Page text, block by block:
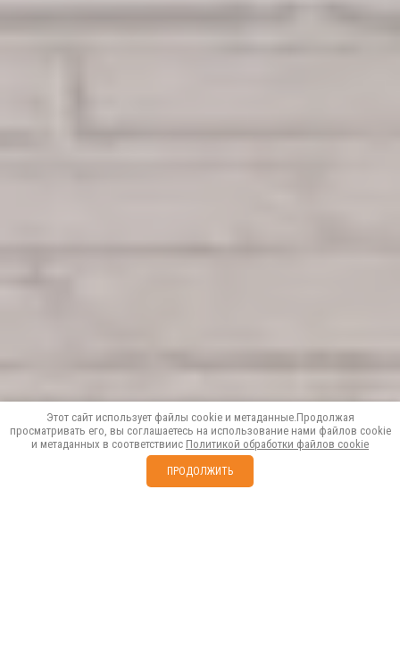
Этот сайт использует файлы cookie и метаданные.Продолжая
просматривать его, вы соглашаетесь на использование нами файлов cookie
и метаданных в соответствиис Политикой обработки файлов cookie
ПРОДОЛЖИТЬ